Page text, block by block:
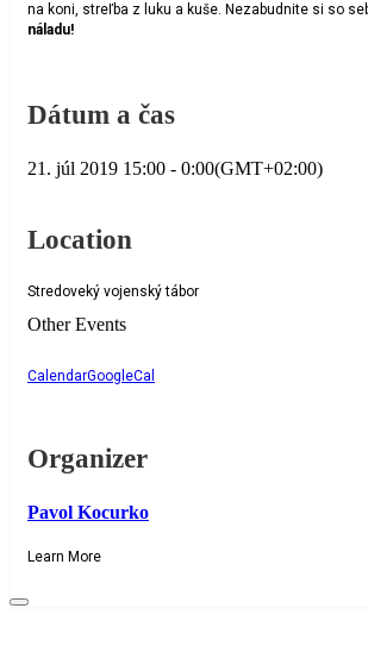
na koni, streľba z luku a kuše. Nezabudnite si so
náladu!
Dátum a čas
21. júl 2019 15:00 - 0:00(GMT+02:00)
Location
Stredoveký vojenský tábor
Other Events
CalendarGoogleCal
Organizer
Pavol Kocurko
Learn More